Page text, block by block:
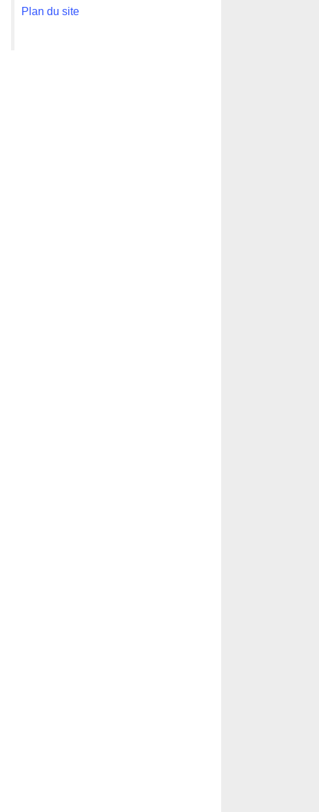
Plan du site